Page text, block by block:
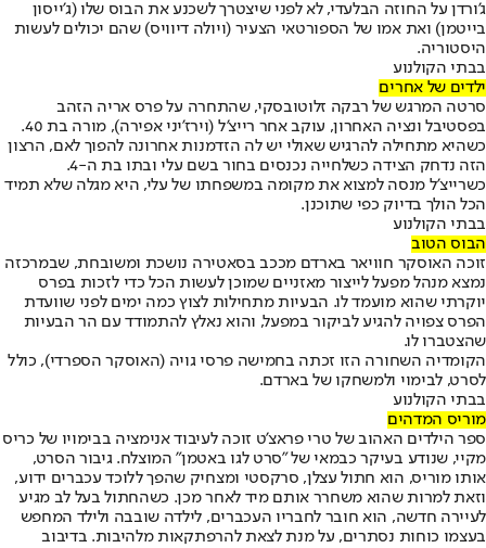
ג'ורדן על החוזה הבלעדי, לא לפני שיצטרך לשכנע את הבוס שלו (ג'ייסון
בייטמן) ואת אמו של הספורטאי הצעיר (ויולה דיוויס) שהם יכולים לעשות
היסטוריה.
בבתי הקולנוע
ילדים של אחרים
סרטה המרגש של רבקה זלוטובסקי, שהתחרה על פרס אריה הזהב
בפסטיבל ונציה האחרון, עוקב אחר רייצ'ל (וירז'יני אפירה), מורה בת 40.
כשהיא מתחילה להרגיש שאולי יש לה הזדמנות אחרונה להפוך לאם, הרצון
הזה נדחק הצידה כשלחייה נכנסים בחור בשם עלי ובתו בת ה-4.
כשרייצ'ל מנסה למצוא את מקומה במשפחתו של עלי, היא מגלה שלא תמיד
הכל הולך בדיוק כפי שתוכנן.
בבתי הקולנוע
הבוס הטוב
זוכה האוסקר חוויאר בארדם מככב בסאטירה נושכת ומשובחת, שבמרכזה
נמצא מנהל מפעל לייצור מאזניים שמוכן לעשות הכל כדי לזכות בפרס
יוקרתי שהוא מועמד לו. הבעיות מתחילות לצוץ כמה ימים לפני שוועדת
הפרס צפויה להגיע לביקור במפעל, והוא נאלץ להתמודד עם הר הבעיות
שהצטברו לו.
הקומדיה השחורה הזו זכתה בחמישה פרסי גויה (האוסקר הספרדי), כולל
לסרט, לבימוי ולמשחקו של בארדם.
בבתי הקולנוע
מוריס המדהים
ספר הילדים האהוב של טרי פראצ'ט זוכה לעיבוד אנימציה בבימויו של כריס
מקיי, שנודע בעיקר כבמאי של "סרט לגו באטמן" המוצלח. גיבור הסרט,
אותו מוריס, הוא חתול עצלן, סרקסטי ומצחיק שהפך ללוכד עכברים ידוע,
וזאת למרות שהוא משחרר אותם מיד לאחר מכן. כשהחתול בעל לב מגיע
לעיירה חדשה, הוא חובר לחבריו העכברים, לילדה שובבה ולילד המחפש
בעצמו כוחות נסתרים, על מנת לצאת להרפתקאות מלהיבות. בדיבוב